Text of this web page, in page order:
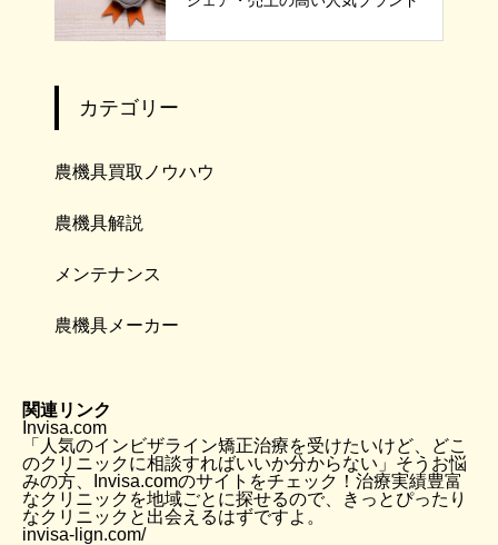
カテゴリー
農機具買取ノウハウ
農機具解説
メンテナンス
農機具メーカー
関連リンク
Invisa.com
「人気のインビザライン矯正治療を受けたいけど、どこ
のクリニックに相談すればいいか分からない」そうお悩
みの方、Invisa.comのサイトをチェック！治療実績豊富
なクリニックを地域ごとに探せるので、きっとぴったり
なクリニックと出会えるはずですよ。
invisa-lign.com/